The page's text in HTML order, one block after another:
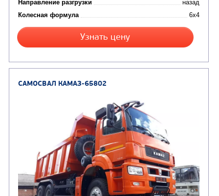
Производитель
Экологический класс
Грузоподъемность, кг
Вместимость кузова, м3
Направление разгрузки
Колесная формула